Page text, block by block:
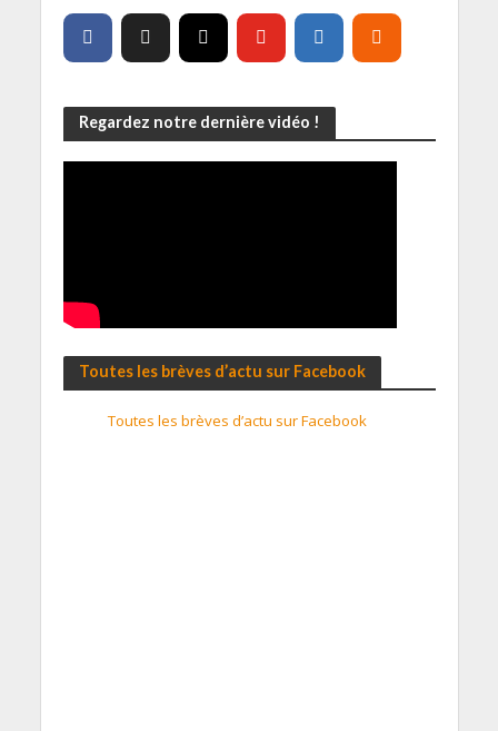
Regardez notre dernière vidéo !
Toutes les brèves d’actu sur Facebook
Toutes les brèves d’actu sur Facebook